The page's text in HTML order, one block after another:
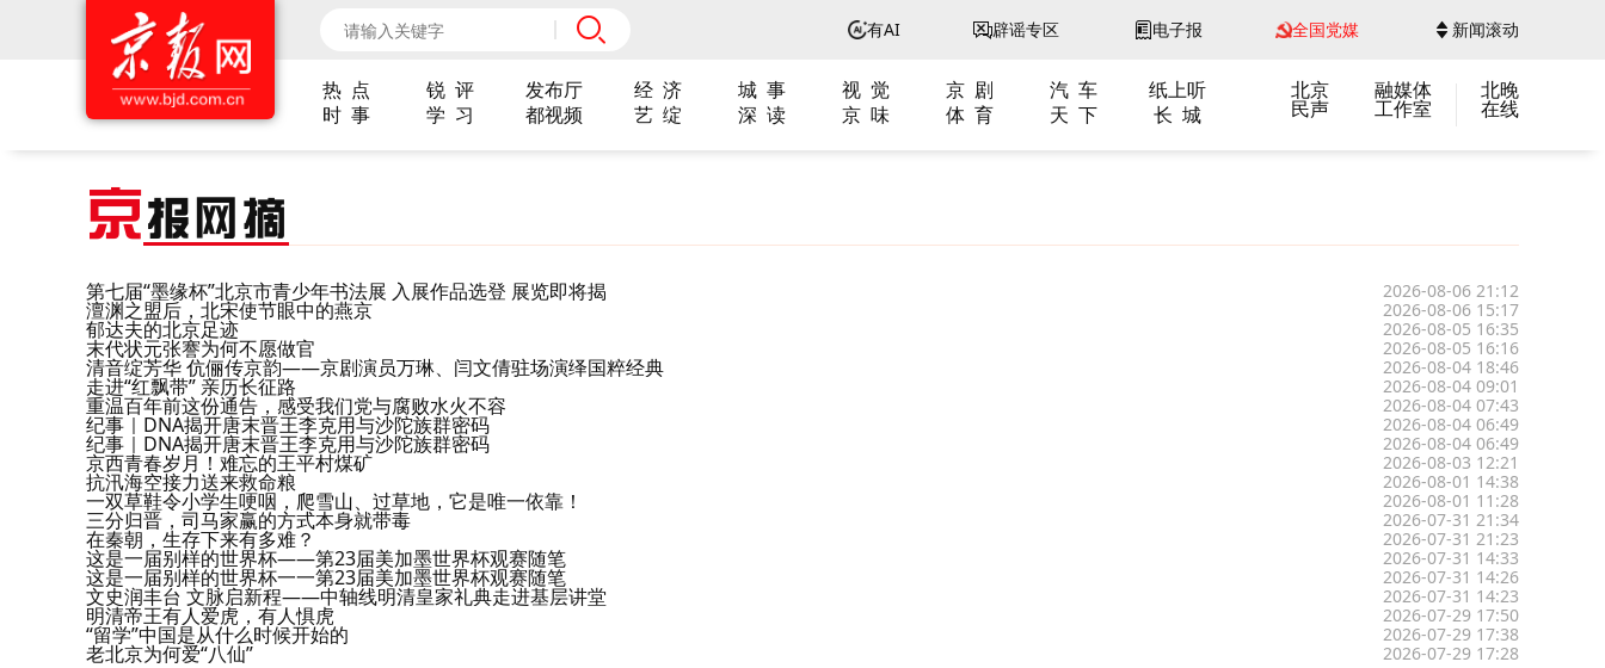
有AI 辟谣专区 电子报 全国党媒 新闻滚动
热 点 锐 评 发布厅 经 济 城 事 视 觉 京 剧 汽 车
纸上听
时 事
学 习 都视频 艺 绽 深 读 京 味 体 育 天 下 长 城
北京
民声
融媒体
工作室
北晚
在线
京报网摘
第七届“墨缘杯”北京市青少年书法展 入展作品选登 展览即将揭 2026-08-06 21:12
澶渊之盟后，北宋使节眼中的燕京 2026-08-06 15:17
郁达夫的北京足迹 2026-08-05 16:35
末代状元张謇为何不愿做官 2026-08-05 16:16
清音绽芳华 伉俪传京韵——京剧演员万琳、闫文倩驻场演绎国粹经典 2026-08-04 18:46
走进“红飘带” 亲历长征路 2026-08-04 09:01
重温百年前这份通告，感受我们党与腐败水火不容 2026-08-04 07:43
纪事｜DNA揭开唐末晋王李克用与沙陀族群密码 2026-08-04 06:49
纪事｜DNA揭开唐末晋王李克用与沙陀族群密码 2026-08-04 06:49
京西青春岁月！难忘的王平村煤矿 2026-08-03 12:21
抗汛海空接力送来救命粮 2026-08-01 14:38
一双草鞋令小学生哽咽，爬雪山、过草地，它是唯一依靠！ 2026-08-01 11:28
三分归晋，司马家赢的方式本身就带毒 2026-07-31 21:34
在秦朝，生存下来有多难？ 2026-07-31 21:23
这是一届别样的世界杯——第23届美加墨世界杯观赛随笔 2026-07-31 14:33
这是一届别样的世界杯一一第23届美加墨世界杯观赛随笔 2026-07-31 14:26
文史润丰台 文脉启新程——中轴线明清皇家礼典走进基层讲堂 2026-07-31 14:23
明清帝王有人爱虎，有人惧虎 2026-07-29 17:50
“留学”中国是从什么时候开始的 2026-07-29 17:38
老北京为何爱“八仙” 2026-07-29 17:28